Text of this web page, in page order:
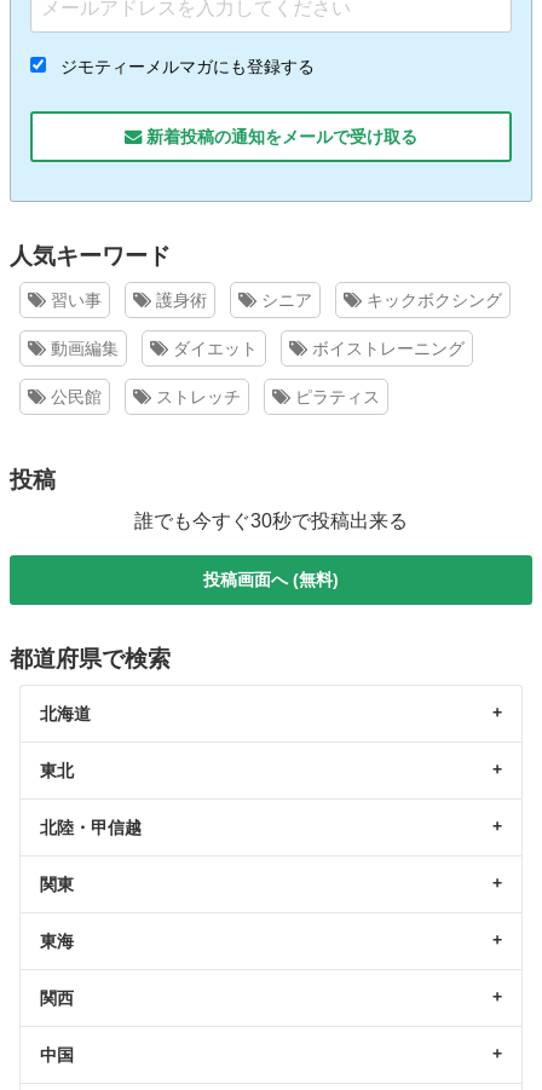
ジモティーメルマガにも登録する
新着投稿の通知をメールで受け取る
人気キーワード
習い事 護身術 シニア キックボクシング
動画編集 ダイエット ボイストレーニング
公民館 ストレッチ ピラティス
投稿
誰でも今すぐ30秒で投稿出来る
投稿画面へ (無料)
都道府県で検索
北海道
東北
北陸・甲信越
関東
東海
関西
中国